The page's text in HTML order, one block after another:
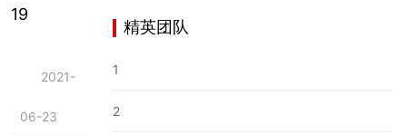
19
2021-
06-23
精英团队
1
2